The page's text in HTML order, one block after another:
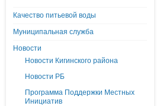
Качество питьевой воды
Муниципальная служба
Новости
Новости Кигинского района
Новости РБ
Программа Поддержки Местных
Инициатив